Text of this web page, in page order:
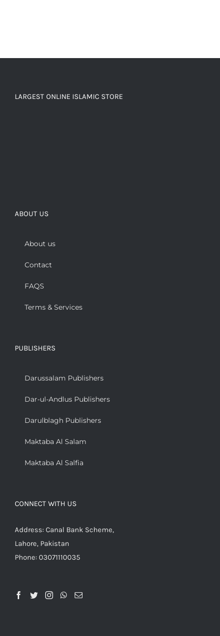
LARGEST ONLINE ISLAMIC STORE
ABOUT US
About us
Contact
FAQS
Terms & Services
PUBLISHERS
Darussalam Publishers
Dar-ul-Andlus Publishers
Darulblagh Publishers
Maktaba Al Salam
Maktaba Al Salfia
CONNECT WITH US
Address: Canal Bank Scheme,
Lahore, Pakistan
Phone: 03071110035